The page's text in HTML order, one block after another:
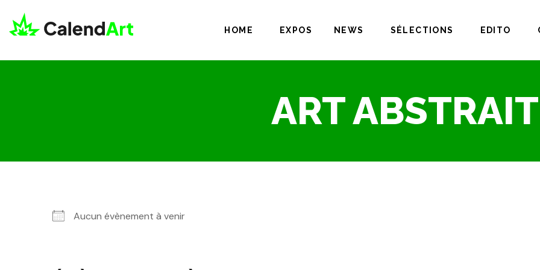
HOME EXPOS NEWS SÉLECTIONS EDITO
ART ABSTRAIT
Aucun évènement à venir